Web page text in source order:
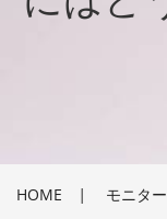
HOME | モニター